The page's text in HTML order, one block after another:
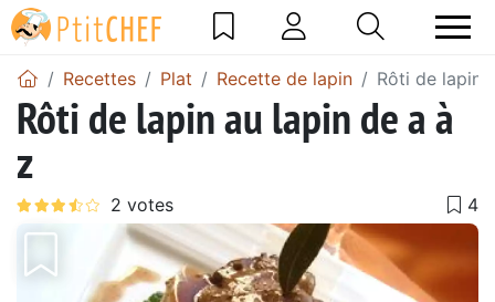
Recettes Plat Recette de lapin Rôti de lapin
Rôti de lapin au lapin de a à
z